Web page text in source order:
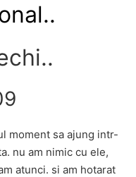
moment sa ajung intr-
nu am nimic cu ele,
atunci. si am hotarat